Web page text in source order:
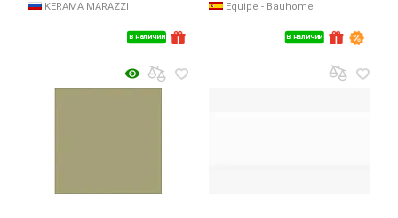
В наличии
KERAMA MARAZZI
В наличии
Equipe - Bauhome